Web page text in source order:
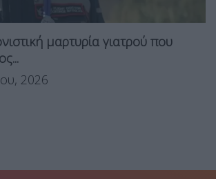
μαρτυρία γιατρού που
2026